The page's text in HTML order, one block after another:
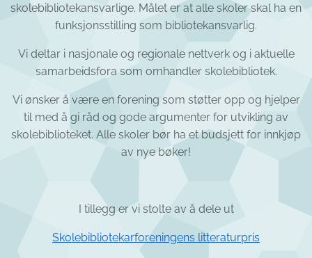
skolebibliotekansvarlige. Målet er at alle skoler skal ha en
funksjonsstilling som bibliotekansvarlig.
Vi deltar i nasjonale og regionale nettverk og i aktuelle
samarbeidsfora som omhandler skolebibliotek.
Vi ønsker å være en forening som støtter opp og hjelper
til med å gi råd og gode argumenter for utvikling av
skolebiblioteket. Alle skoler bør ha et budsjett for innkjøp
av nye bøker!
I tillegg er vi stolte av å dele ut
Skolebibliotekarforeningens litteraturpris